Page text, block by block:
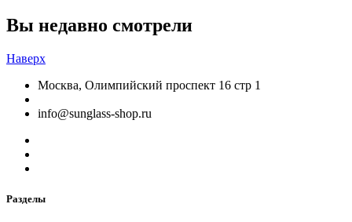
Вы недавно смотрели
Наверх
Москва, Олимпийский проспект 16 стр 1
info@sunglass-shop.ru
Разделы